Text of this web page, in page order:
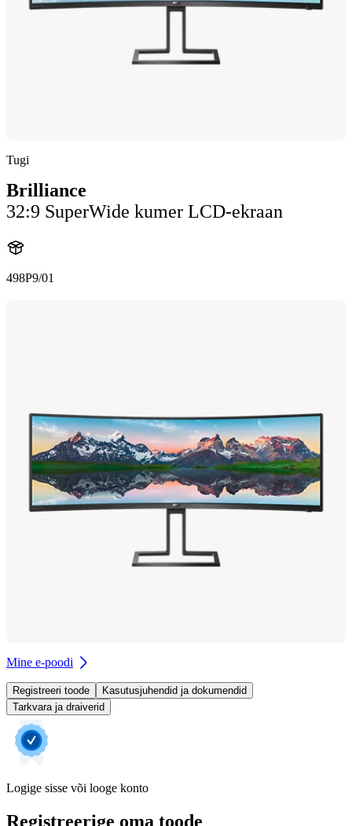
Tugi
Brilliance
32:9 SuperWide kumer LCD-ekraan
498P9/01
Mine e-poodi
Registreeri toode
Kasutusjuhendid ja dokumendid
Tarkvara ja draiverid
Logige sisse või looge konto
Registreerige oma toode